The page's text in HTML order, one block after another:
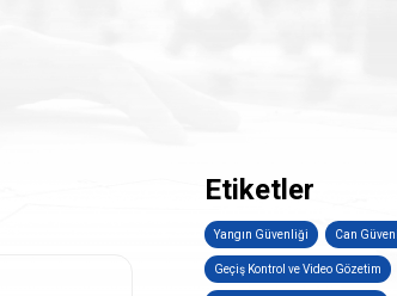
Etiketler
Yangın Güvenliği Can
Geçiş Kontrol ve Video Gözetim